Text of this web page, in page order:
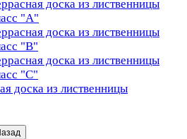
доска из лиственницы
"А"
доска из лиственницы
"B"
доска из лиственницы
"C"
доска из лиственницы